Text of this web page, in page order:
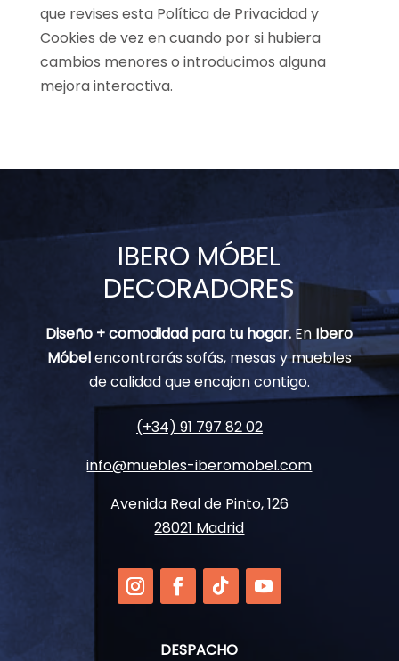
que revises esta Política de Privacidad y
Cookies de vez en cuando por si hubiera
cambios menores o introducimos alguna
mejora interactiva.
IBERO MÓBEL
DECORADORES
Diseño + comodidad para tu hogar. EnIbero
Móbelencontrarás sofás, mesas y muebles
de calidad que encajan contigo.
(+34) 91 797 82 02
info@muebles-iberomobel.com
Avenida Real de Pinto, 126
28021 Madrid
DESPACHO